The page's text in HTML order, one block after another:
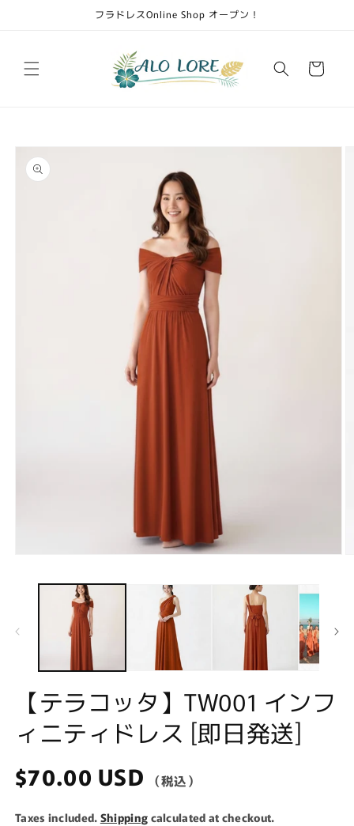
フラドレスOnline Shop オープン！
Cart
product
information
【テラコッタ】TW001 インフ
ィニティドレス [即日発送]
Regular
price
$70.00 USD
Taxes included. Shipping calculated at checkout.